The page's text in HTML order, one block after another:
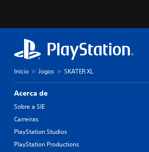
Início Jogos SKATER XL
Acerca de
Sobre a SIE
Carreiras
PlayStation Studios
PlayStation Productions